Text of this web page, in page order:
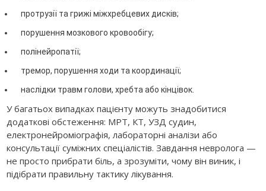
протрузії та грижі міжхребцевих дисків;
порушення мозкового кровообігу;
полінейропатії;
тремор, порушення ходи та координації;
наслідки травм голови, хребта або кінцівок.
У багатьох випадках пацієнту можуть знадобитися
додаткові обстеження: МРТ, КТ, УЗД судин,
електронейроміографія, лабораторні аналізи або
консультації суміжних спеціалістів. Завдання невролога —
не просто прибрати біль, а зрозуміти, чому він виник, і
підібрати правильну тактику лікування.